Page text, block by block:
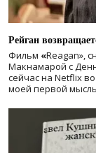
Рейган
Фильм «Reagan»,
Макнамарой с
сейчас на Netflix
моей первой